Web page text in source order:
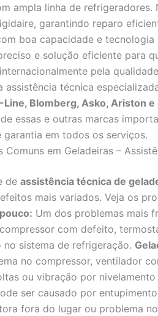
ampla linha de
garantindo reparo
boa capacidade e
e solução eficiente para
pela
assistência técnica
Line, Blomberg, Asko, Ariston
essas e outras marcas
garantia em todos os serviços.
Comuns em Geladeiras –
de assistência técnica de
mais variados. Veja os
Um dos problemas mais
com defeito,
no sistema de refrigeração.
no compressor, ventilador
ou vibração por
ser causado por
fora do lugar ou problema